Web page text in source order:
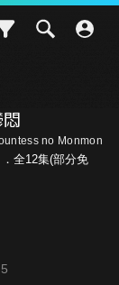
no Monmon
．全12集(部分免